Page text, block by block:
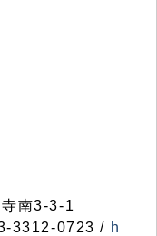
南3-3-1
3312-0723 / h